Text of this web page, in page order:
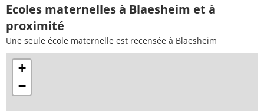
Ecoles maternelles à Blaesheim et à
proximité
Une seule école maternelle est recensée à Blaesheim
+
−